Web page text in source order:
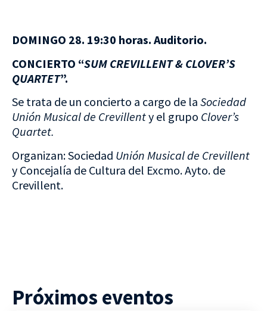
DOMINGO 28. 19:30 horas. Auditorio.
CONCIERTO “SUM CREVILLENT & CLOVER’S
QUARTET”.
Se trata de un concierto a cargo de la Sociedad
Unión Musical de Crevillenty el grupo Clover’s
Quartet.
Organizan: Sociedad Unión Musical de Crevillent
y Concejalía de Cultura del Excmo. Ayto. de
Crevillent.
Próximos eventos